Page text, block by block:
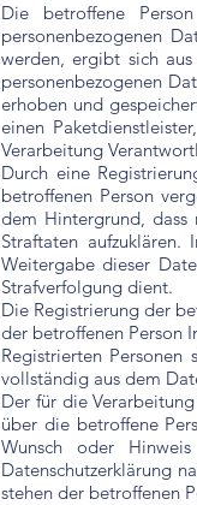
Die betroffene
personenbezogenen
werden, ergibt sich
personenbezogenen
erhoben und
einen
Verarbeitung
Durch eine
betroffenen Person
dem Hintergrund, dass
Straftaten
Weitergabe dieser
Strafverfolgung dient.
Die Registrierung der
der betroffenen Person
Registrierten
vollständig aus dem
Der für die
über die betroffene
Wunsch oder
Datenschutzerklärung
stehen der betroffenen